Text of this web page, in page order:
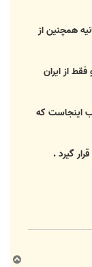
همچنین از
از ایران
اینجاست که
گیرد .